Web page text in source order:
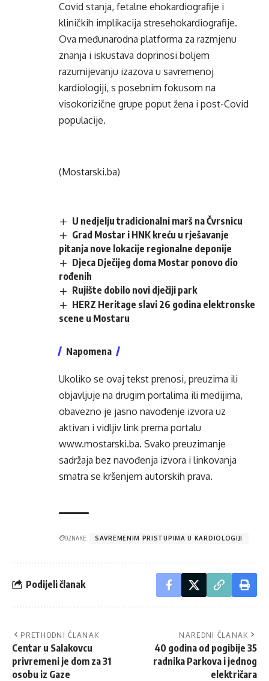
Covid stanja, fetalne ehokardiografije i
kliničkih implikacija stresehokardiografije.
Ova međunarodna platforma za razmjenu
znanja i iskustava doprinosi boljem
razumijevanju izazova u savremenoj
kardiologiji, s posebnim fokusom na
visokorizične grupe poput žena i post-Covid
populacije.
(Mostarski.ba)
U nedjelju tradicionalni marš na Čvrsnicu
Grad Mostar i HNK kreću u rješavanje
pitanja nove lokacije regionalne deponije
Djeca Dječijeg doma Mostar ponovo dio
rođenih
Rujište dobilo novi dječiji park
HERZ Heritage slavi 26 godina elektronske
scene u Mostaru
Napomena
Ukoliko se ovaj tekst prenosi, preuzima ili
objavljuje na drugim portalima ili medijima,
obavezno je jasno navođenje izvora uz
aktivan i vidljiv link prema portalu
www.mostarski.ba. Svako preuzimanje
sadržaja bez navođenja izvora i linkovanja
smatra se kršenjem autorskih prava.
OZNAKE: SAVREMENIM PRISTUPIMA U KARDIOLOGIJI
Podijeli članak
PRETHODNI ČLANAK
Centar u Salakovcu
privremeni je dom za 31
osobu iz Gaze
NAREDNI ČLANAK
40 godina od pogibije 35
radnika Parkova i jednog
električara